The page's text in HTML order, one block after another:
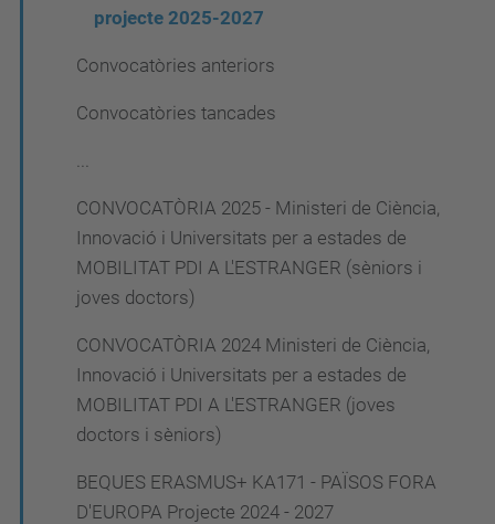
projecte 2025-2027
Convocatòries anteriors
Convocatòries tancades
...
CONVOCATÒRIA 2025 - Ministeri de Ciència,
Innovació i Universitats per a estades de
MOBILITAT PDI A L'ESTRANGER (sèniors i
joves doctors)
CONVOCATÒRIA 2024 Ministeri de Ciència,
Innovació i Universitats per a estades de
MOBILITAT PDI A L'ESTRANGER (joves
doctors i sèniors)
BEQUES ERASMUS+ KA171 - PAÏSOS FORA
D'EUROPA Projecte 2024 - 2027